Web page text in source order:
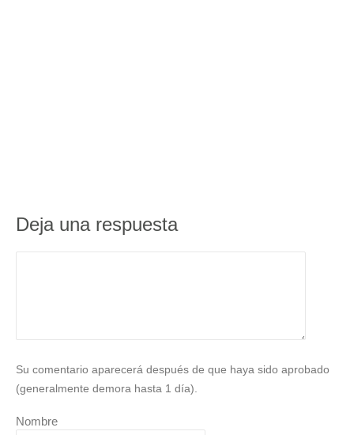
Deja una respuesta
Su comentario aparecerá después de que haya sido aprobado
(generalmente demora hasta 1 día).
Nombre